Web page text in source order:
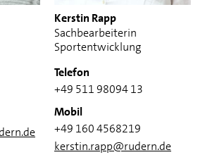
Kerstin Rapp
Sachbearbeiterin
Sportentwicklung
Telefon
+49 511 98094 13
Mobil
+49 160 4568219
kerstin.rapp@rudern.de